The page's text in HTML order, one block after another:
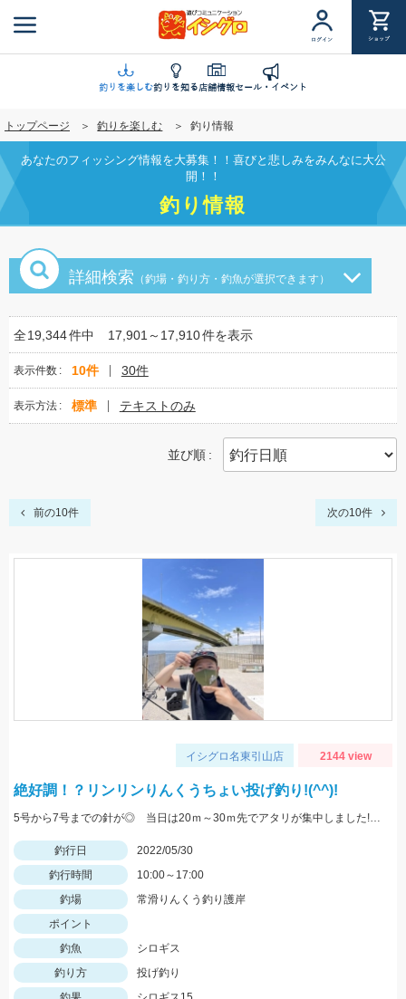
ン
に
移
動
ログイン ショップ
釣りを楽しむ釣りを知る店舗情報セール・イベント
トップページ 釣りを楽しむ 釣り情報
あなたのフィッシング情報を大募集！！喜びと悲しみをみんなに大公
開！！
釣り情報
詳細検索 （釣場・釣り方・釣魚が選択できます）
全19,344件中 17,901～17,910件を表示
表示件数 10件 30件
表示方法 標準 テキストのみ
並び順
前の10件 次の10件
イシグロ名東引山店 2144 view
絶好調！？リンリンりんくうちょい投げ釣り!(^^)!
5号から7号までの針が◎ 当日は20ｍ～30ｍ先でアタリが集中しました!! 浜翔!!!感度ヨシ！！軽さ抜群！！
釣行日
2022/05/30
釣行時間
10:00～17:00
釣場
常滑りんくう釣り護岸
ポイント
釣魚
シロギス
釣り方
投げ釣り